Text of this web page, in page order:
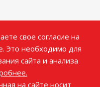
свое согласие на
Это необходимо для
сайта и анализа
на сайте носит